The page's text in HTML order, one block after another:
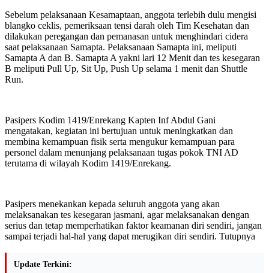
Sebelum pelaksanaan Kesamaptaan, anggota terlebih dulu mengisi
blangko ceklis, pemeriksaan tensi darah oleh Tim Kesehatan dan
dilakukan peregangan dan pemanasan untuk menghindari cidera
saat pelaksanaan Samapta. Pelaksanaan Samapta ini, meliputi
Samapta A dan B. Samapta A yakni lari 12 Menit dan tes kesegaran
B meliputi Pull Up, Sit Up, Push Up selama 1 menit dan Shuttle
Run.
Pasipers Kodim 1419/Enrekang Kapten Inf Abdul Gani
mengatakan, kegiatan ini bertujuan untuk meningkatkan dan
membina kemampuan fisik serta mengukur kemampuan para
personel dalam menunjang pelaksanaan tugas pokok TNI AD
terutama di wilayah Kodim 1419/Enrekang.
Pasipers menekankan kepada seluruh anggota yang akan
melaksanakan tes kesegaran jasmani, agar melaksanakan dengan
serius dan tetap memperhatikan faktor keamanan diri sendiri, jangan
sampai terjadi hal-hal yang dapat merugikan diri sendiri. Tutupnya
Update Terkini: